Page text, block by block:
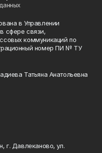
в Управлении
сфере связи,
коммуникаций по
номер ПИ № ТУ
Татьяна Анатольевна
г. Давлеканово, ул.